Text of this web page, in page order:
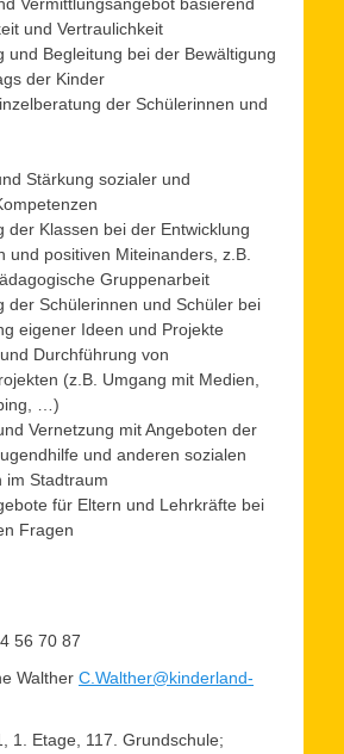
und Vertraulichkeit
und Begleitung bei der Bewältigung
der Kinder
der Schülerinnen und
Stärkung sozialer und
der Klassen bei der Entwicklung
und positiven Miteinanders, z.B.
Gruppenarbeit
der Schülerinnen und Schüler bei
eigener Ideen und Projekte
Durchführung von
(z.B. Umgang mit Medien,
…)
Vernetzung mit Angeboten der
und anderen sozialen
im Stadtraum
für Eltern und Lehrkräfte bei
Fragen
56 70 87
Walther C.Walther@kinderland-
1. Etage, 117. Grundschule;